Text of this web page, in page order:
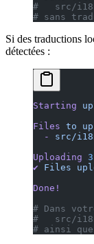
#   src/
# sans
Si des traductions
détectées :
Starting
Files to
  -
src/
Uploading 3
✔ Files
Done!
# Dans
#   src/
# ainsi